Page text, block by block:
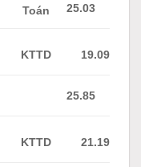
Toán 25.03
KTTD 19.09
25.85
KTTD 21.19